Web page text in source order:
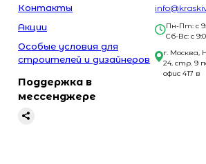
Контакты
Акции
Особые условия для
строителей и дизайнеров
Поддержка в
мессенджере
Пн-Пт: с
Сб-Вс: с
г. Москва,
24, стр. 9
офис 417 в